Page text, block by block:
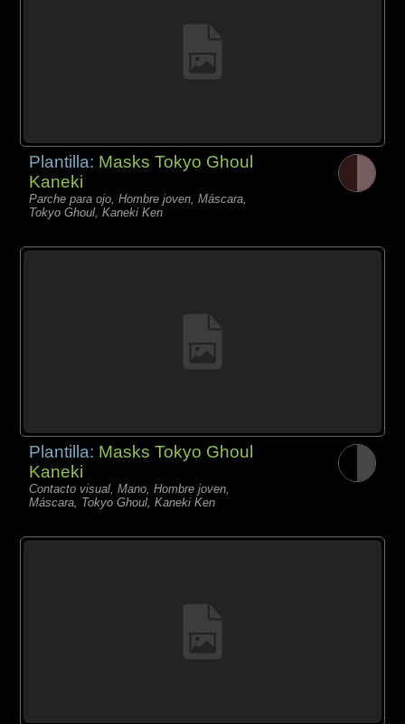
Plantilla: Masks Tokyo Ghoul
Kaneki
Parche para ojo, Hombre joven, Máscara,
Tokyo Ghoul, Kaneki Ken
Plantilla: Masks Tokyo Ghoul
Kaneki
Contacto visual, Mano, Hombre joven,
Máscara, Tokyo Ghoul, Kaneki Ken